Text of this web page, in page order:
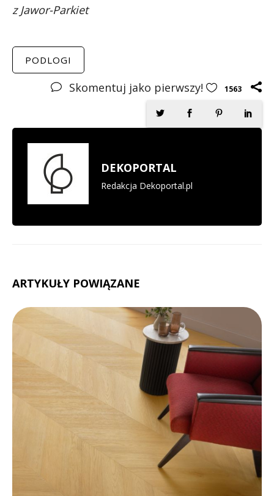
z Jawor-Parkiet
PODLOGI
Skomentuj jako pierwszy! 1563
DEKOPORTAL
Redakcja Dekoportal.pl
ARTYKUŁY POWIĄZANE